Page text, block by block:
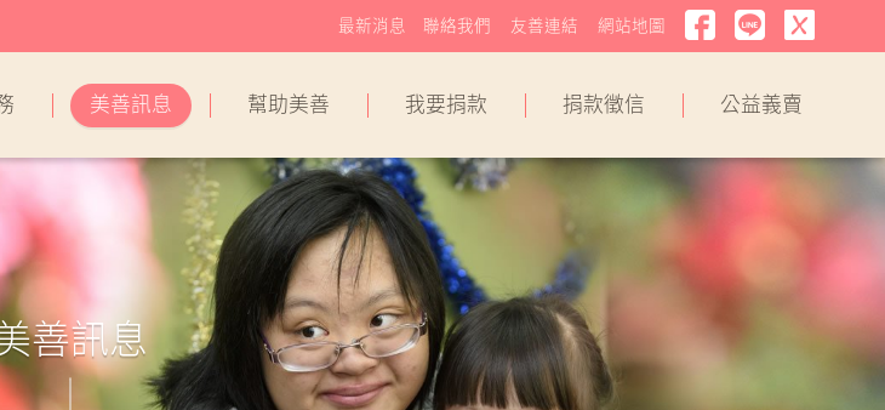
美善訊息 幫助美善 我要捐款 捐款徵信 公益義賣
最新消息 聯絡我們 友善連結 網站地圖
善訊息